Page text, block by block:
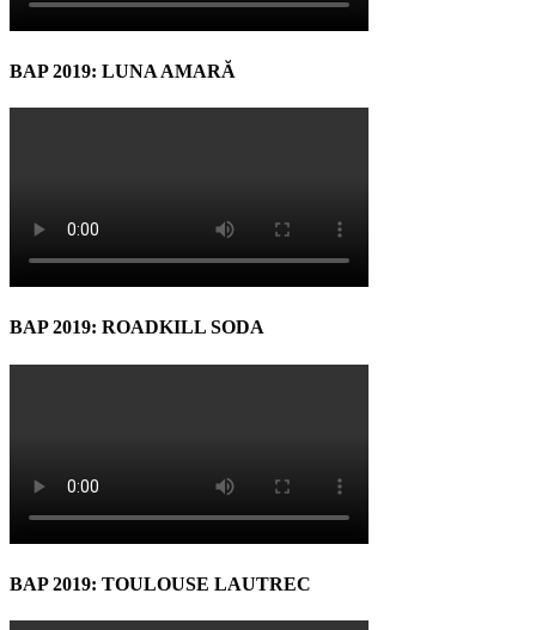
BAP 2019: LUNA AMARĂ
BAP 2019: ROADKILL SODA
BAP 2019: TOULOUSE LAUTREC